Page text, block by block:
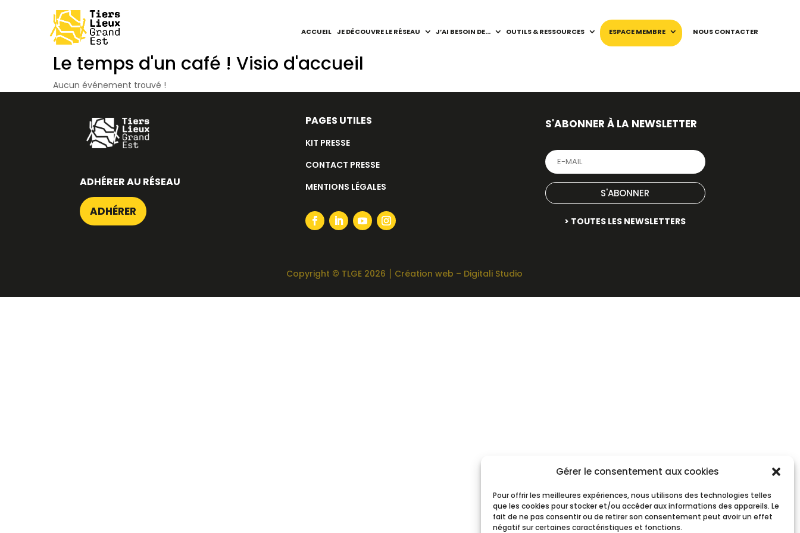
Gérer le consentement aux cookies
Pour offrir les meilleures expériences, nous utilisons des technologies telles
que les cookies pour stocker et/ou accéder aux informations des appareils. Le
fait de ne pas consentir ou de retirer son consentement peut avoir un effet
négatif sur certaines caractéristiques et fonctions.
ACCUEIL JE DÉCOUVRE LE RÉSEAU J’AI BESOIN DE… OUTILS & RESSOURCES ESPACE MEMBRE NOUS CONTACTER
Le temps d'un café ! Visio d'accueil
Aucun événement trouvé !
ADHÉRER AU RÉSEAU
ADHÉRER
PAGES UTILES
KIT PRESSE
CONTACT PRESSE
MENTIONS LÉGALES
S'ABONNER À LA NEWSLETTER
S'ABONNER
> TOUTES LES NEWSLETTERS
Copyright ©️ TLGE 2026 ⎮ Création web – Digitali Studio